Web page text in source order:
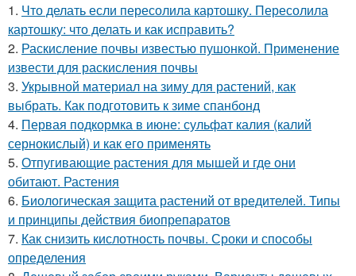
1. Что делать если пересолила картошку. Пересолила
картошку: что делать и как исправить?
2. Раскисление почвы известью пушонкой. Применение
извести для раскисления почвы
3. Укрывной материал на зиму для растений, как
выбрать. Как подготовить к зиме спанбонд
4. Первая подкормка в июне: сульфат калия (калий
сернокислый) и как его применять
5. Отпугивающие растения для мышей и где они
обитают. Растения
6. Биологическая защита растений от вредителей. Типы
и принципы действия биопрепаратов
7. Как снизить кислотность почвы. Сроки и способы
определения